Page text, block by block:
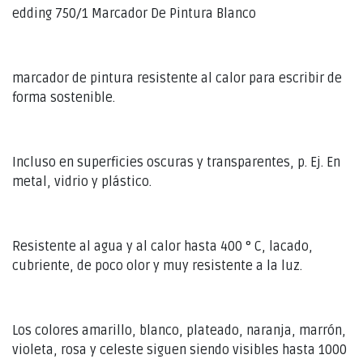
edding 750/1 Marcador De Pintura Blanco
marcador de pintura resistente al calor para escribir de
forma sostenible.
Incluso en superficies oscuras y transparentes, p. Ej. En
metal, vidrio y plástico.
Resistente al agua y al calor hasta 400 ° C, lacado,
cubriente, de poco olor y muy resistente a la luz.
Los colores amarillo, blanco, plateado, naranja, marrón,
violeta, rosa y celeste siguen siendo visibles hasta 1000